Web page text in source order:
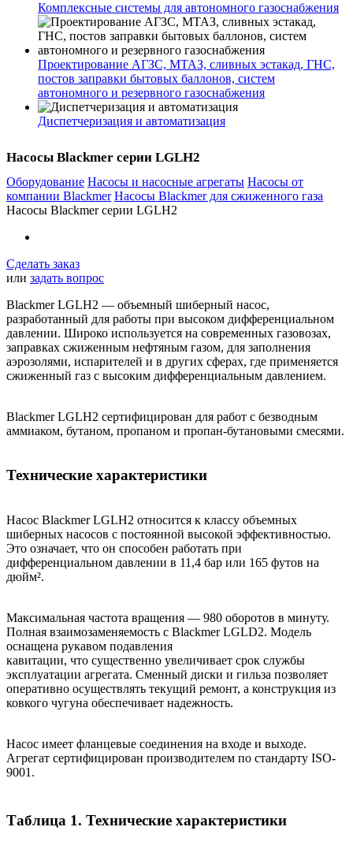
Комплексные системы для автономного газоснабжения
Проектирование АГЗС, МТАЗ, сливных эстакад, ГНС,
постов заправки бытовых баллонов, систем
автономного и резервного газоснабжения
Диспетчеризация и автоматизация
Насосы Blackmer серии LGLH2
Оборудование Насосы и насосные агрегаты Насосы от
компании Blackmer Насосы Blackmer для сжиженного газа
Насосы Blackmer серии LGLH2
Сделать заказ
или задать вопрос
Blackmer LGLH2 — объемный шиберный насос,
разработанный для работы при высоком дифференциальном
давлении. Широко используется на современных газовозах,
заправках сжиженным нефтяным газом, для заполнения
аэрозолями, испарителей и в других сферах, где применяется
сжиженный газ с высоким дифференциальным давлением.
Blackmer LGLH2 сертифицирован для работ с безводным
аммиаком, бутаном, пропаном и пропан-бутановыми смесями.
Технические характеристики
Насос Blackmer LGLH2 относится к классу объемных
шиберных насосов с постоянной высокой эффективностью.
Это означает, что он способен работать при
дифференциальном давлении в 11,4 бар или 165 футов на
дюйм².
Максимальная частота вращения — 980 оборотов в минуту.
Полная взаимозаменяемость с Blackmer LGLD2. Модель
оснащена рукавом подавления
кавитации, что существенно увеличивает срок службы
эксплуатации агрегата. Сменный диски и гильза позволяет
оперативно осуществлять текущий ремонт, а конструкция из
ковкого чугуна обеспечивает надежность.
Насос имеет фланцевые соединения на входе и выходе.
Агрегат сертифицирован производителем по стандарту ISO-
9001.
Таблица 1. Технические характеристики